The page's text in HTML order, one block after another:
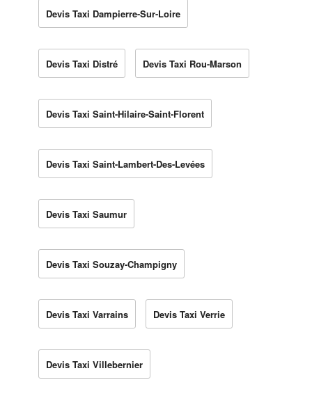
Devis Taxi Dampierre-Sur-Loire
Devis Taxi Distré Devis Taxi Rou-Marson
Devis Taxi Saint-Hilaire-Saint-Florent
Devis Taxi Saint-Lambert-Des-Levées
Devis Taxi Saumur
Devis Taxi Souzay-Champigny
Devis Taxi Varrains Devis Taxi Verrie
Devis Taxi Villebernier